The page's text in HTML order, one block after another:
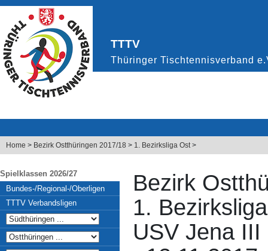
Home > Bezirk Ostthüringen 2017/18 > 1. Bezirksliga Ost>
Spielklassen 2026/27
Bundes-/Regional-/Oberligen
TTTV Verbandsligen
Bezirk
1.
USV Jena